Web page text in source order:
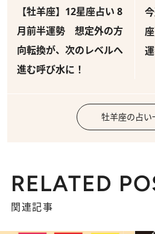
【牡羊座】12星座占い 8
月前半運勢 想定外の方
向転換が、次のレベルへ
進む呼び水に！
牡羊座の占い
RELATED
関連記事